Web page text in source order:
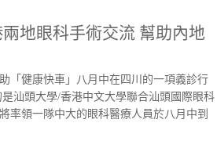
地眼科手術交流 幫助內地
「健康快車」八月中在四川的一項義診行
汕頭大學/香港中文大學聯合汕頭國際眼科
率領一隊中大的眼科醫療人員於八月中到